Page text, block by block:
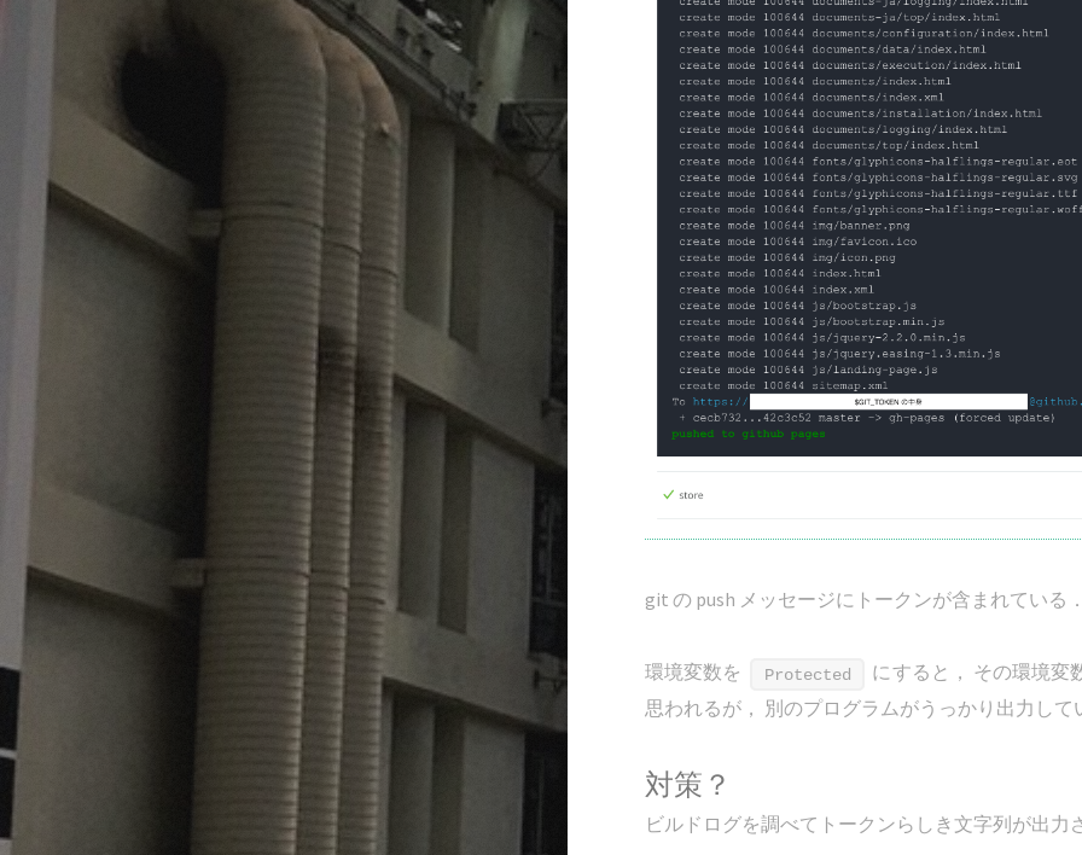
git の push メッセージにトークンが含まれている
環境変数を Protected
にすると， その環境変
思われるが， 別のプログラムがうっかり出力し
対策？
ビルドログを調べてトークンらしき文字列が出力